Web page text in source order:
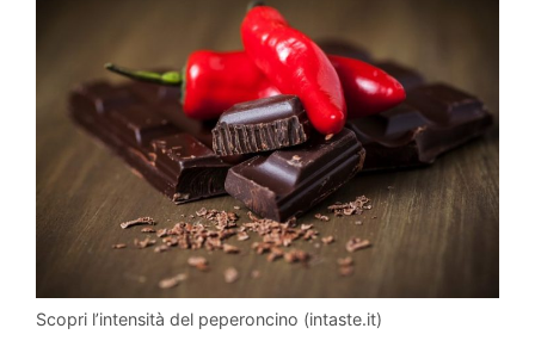
Scopri l’intensità del peperoncino (intaste.it)